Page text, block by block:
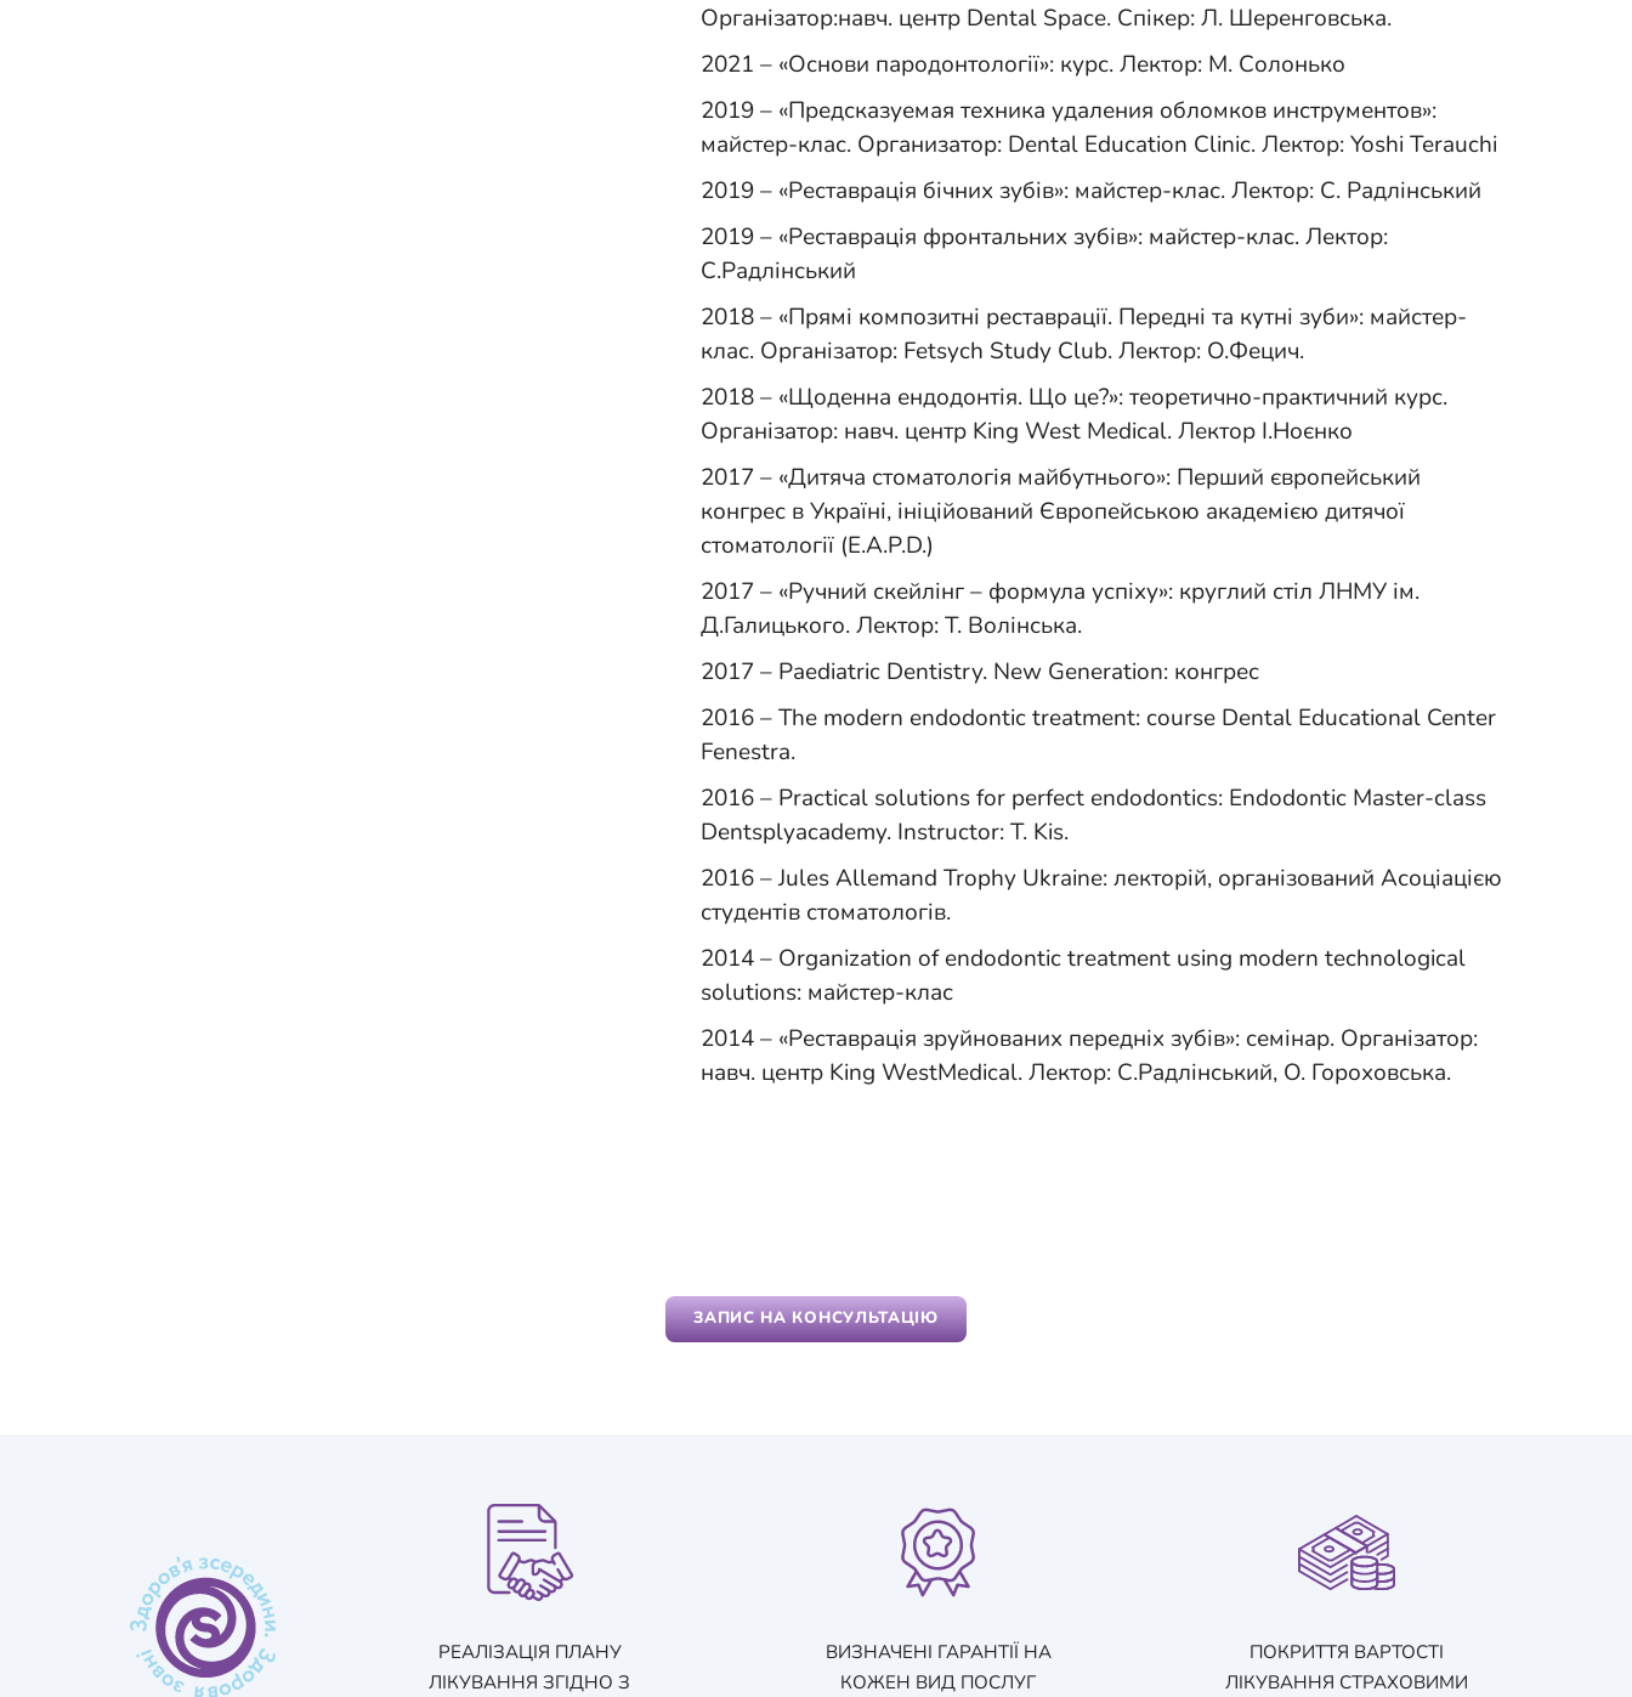
Організатор:навч. центр Dental Space. Спікер: Л. Шеренговська.
2021 – «Основи пародонтології»: курс. Лектор: М. Солонько
2019 – «Предсказуемая техника удаления обломков инструментов»:
майстер-клас. Организатор: Dental Education Clinic. Лектор: Yoshi Terauchi
2019 – «Реставрація бічних зубів»: майстер-клас. Лектор: С. Радлінський
2019 – «Реставрація фронтальних зубів»: майстер-клас. Лектор:
С.Радлінський
2018 – «Прямі композитні реставрації. Передні та кутні зуби»: майстер-
клас. Організатор: Fetsych Study Club. Лектор: О.Фецич.
2018 – «Щоденна ендодонтія. Що це?»: теоретично-практичний курс.
Організатор: навч. центр King West Medical. Лектор І.Ноєнко
2017 – «Дитяча стоматологія майбутнього»: Перший європейський
конгрес в Україні, ініційований Європейською академією дитячої
стоматології (E.A.P.D.)
2017 – «Ручний скейлінг – формула успіху»: круглий стіл ЛНМУ ім.
Д.Галицького. Лектор: Т. Волінська.
2017 – Paediatric Dentistry. New Generation: конгрес
2016 – The modern endodontic treatment: course Dental Educational Center
Fenestra.
2016 – Practical solutions for perfect endodontics: Endodontic Master-class
Dentsplyacademy. Instructor: Т. Kis.
2016 – Jules Allemand Trophy Ukraine: лекторій, організований Асоціацією
студентів стоматологів.
2014 – Organization of endodontic treatment using modern technological
solutions: майстер-клас
2014 – «Реставрація зруйнованих передніх зубів»: семінар. Організатор:
навч. центр King WestMedical. Лектор: С.Радлінський, О. Гороховська.
ЗАПИС НА КОНСУЛЬТАЦІЮ
РЕАЛІЗАЦІЯ ПЛАНУ
ЛІКУВАННЯ ЗГІДНО З
ВИЗНАЧЕНІ ГАРАНТІЇ НА
КОЖЕН ВИД ПОСЛУГ
ПОКРИТТЯ ВАРТОСТІ
ЛІКУВАННЯ СТРАХОВИМИ